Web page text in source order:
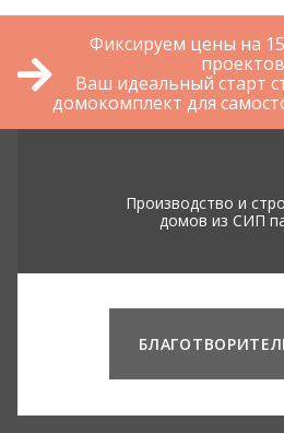
Фиксируем цены на
Ваш идеальный старт
домокомплект для
Производство и
домов из СИП